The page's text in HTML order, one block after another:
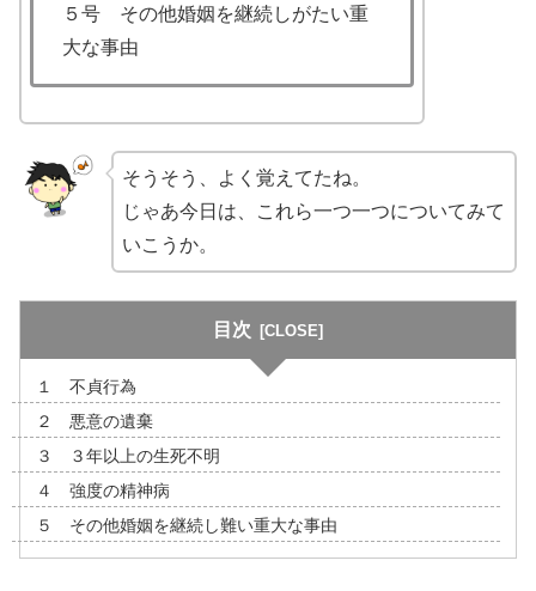
５号 その他婚姻を継続しがたい重
大な事由
そうそう、よく覚えてたね。
じゃあ今日は、これら一つ一つについてみて
いこうか。
目次
１ 不貞行為
２ 悪意の遺棄
３ ３年以上の生死不明
４ 強度の精神病
５ その他婚姻を継続し難い重大な事由